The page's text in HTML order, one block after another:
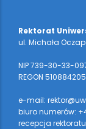
Rektorat
ul. Michała
NIP 739-30-33-
REGON 510884205
e-mail:
biuro numerów:
recepcja